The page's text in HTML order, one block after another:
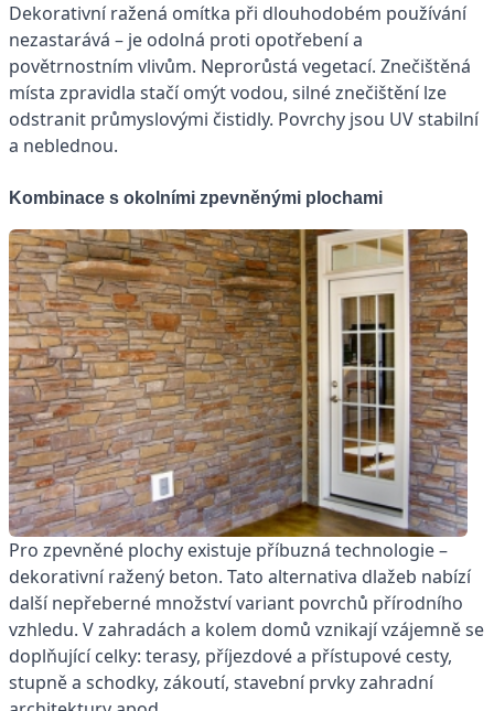
Dekorativní ražená omítka při dlouhodobém používání
nezastarává – je odolná proti opotřebení a
povětrnostním vlivům. Neprorůstá vegetací. Znečištěná
místa zpravidla stačí omýt vodou, silné znečištění lze
odstranit průmyslovými čistidly. Povrchy jsou UV stabilní
a neblednou.
Kombinace s okolními zpevněnými plochami
Pro zpevněné plochy existuje příbuzná technologie –
dekorativní ražený beton. Tato alternativa dlažeb nabízí
další nepřeberné množství variant povrchů přírodního
vzhledu. V zahradách a kolem domů vznikají vzájemně se
doplňující celky: terasy, příjezdové a přístupové cesty,
stupně a schodky, zákoutí, stavební prvky zahradní